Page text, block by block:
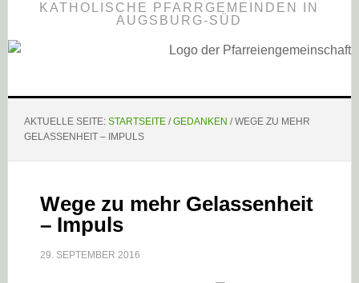
KATHOLISCHE PFARRGEMEINDEN IN
AUGSBURG-SÜD
AKTUELLE SEITE: STARTSEITE / GEDANKEN /WEGE ZU MEHR
GELASSENHEIT – IMPULS
Wege zu mehr Gelassenheit
– Impuls
29. SEPTEMBER 2016